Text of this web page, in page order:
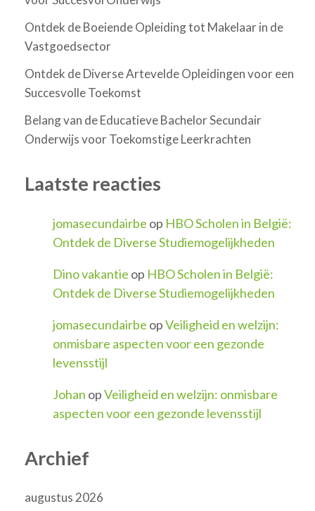
Ontdek de Boeiende Opleiding tot Makelaar in de
Vastgoedsector
Ontdek de Diverse Artevelde Opleidingen voor een
Succesvolle Toekomst
Belang van de Educatieve Bachelor Secundair
Onderwijs voor Toekomstige Leerkrachten
Laatste reacties
jomasecundairbe op HBO Scholen in België:
Ontdek de Diverse Studiemogelijkheden
Dino vakantie op HBO Scholen in België:
Ontdek de Diverse Studiemogelijkheden
jomasecundairbe opVeiligheid en welzijn:
onmisbare aspecten voor een gezonde
levensstijl
Johan opVeiligheid en welzijn: onmisbare
aspecten voor een gezonde levensstijl
Archief
augustus 2026